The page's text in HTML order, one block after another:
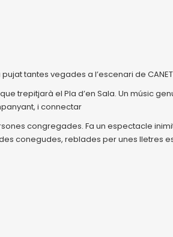
tantes vegades a l’escenari de
trepitjarà el Pla d’en Sala. Un músic
i connectar
congregades. Fa un espectacle
conegudes, reblades per unes lletres